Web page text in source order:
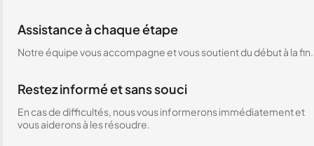
Assistance à chaque étape
Notre équipe vous accompagne et vous soutient du début à la fin.
Restez informé et sans souci
En cas de difficultés, nous vous informerons immédiatement et
vous aiderons à les résoudre.